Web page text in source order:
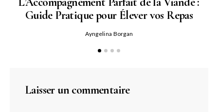
Guide Pratique pour Élever vos Repas
Ayngelina Borgan
Laisser un commentaire